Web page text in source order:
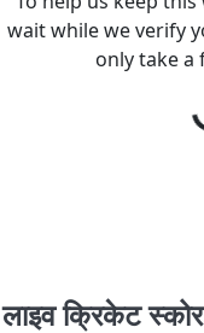
लाइव क्रिकेट स्कोर